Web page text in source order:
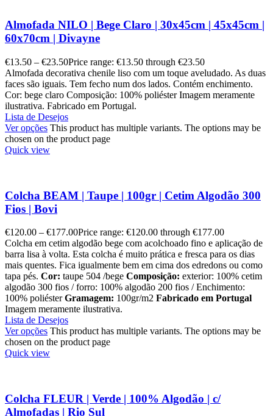
Almofada NILO | Bege Claro | 30x45cm | 45x45cm |
60x70cm | Divayne
€13.50 – €23.50Price range: €13.50 through €23.50
Almofada decorativa chenile liso com um toque aveludado. As duas
faces são iguais. Tem fecho num dos lados. Contém enchimento.
Cor: bege claro Composição: 100% poliéster Imagem meramente
ilustrativa. Fabricado em Portugal.
Lista de Desejos
Ver opções This product has multiple variants. The options may be
chosen on the product page
Quick view
Colcha BEAM | Taupe | 100gr | Cetim Algodão 300
Fios | Bovi
€120.00 – €177.00Price range: €120.00 through €177.00
Colcha em cetim algodão bege com acolchoado fino e aplicação de
barra lisa à volta. Esta colcha é muito prática e fresca para os dias
mais quentes. Fica igualmente bem em cima dos edredons ou como
tapa pés. Cor: taupe 504 /bege Composição: exterior: 100% cetim
algodão 300 fios / forro: 100% algodão 200 fios / Enchimento:
100% poliésterGramagem: 100gr/m2 Fabricado em Portugal
Imagem meramente ilustrativa.
Lista de Desejos
Ver opções This product has multiple variants. The options may be
chosen on the product page
Quick view
Colcha FLEUR | Verde | 100% Algodão | c/
Almofadas | Rio Sul